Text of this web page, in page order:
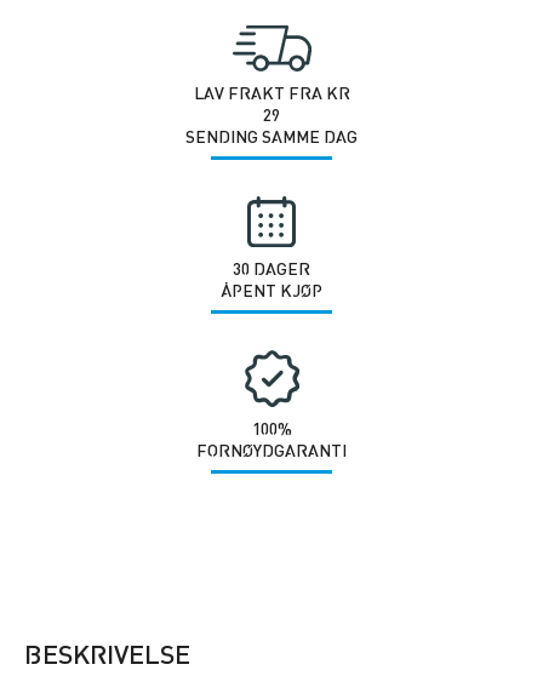
LAV FRAKT FRA KR
29
SENDING SAMME DAG
30 DAGER
ÅPENT KJØP
100%
FORNØYDGARANTI
BESKRIVELSE